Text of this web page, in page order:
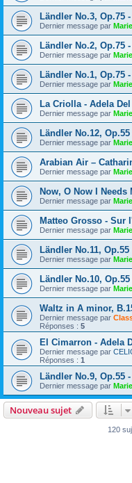
Ländler No.3, Op.75
Dernier message par
Ländler No.2, Op.75
Dernier message par
Ländler No.1, Op.75
Dernier message par
La Criolla - Adela
Dernier message par
Ländler No.12,
Dernier message par
Arabian Air –
Dernier message par
Now, O Now I
Dernier message par
Matteo Grosso - Sur
Dernier message par
Ländler No.11,
Dernier message par
Ländler No.10,
Dernier message par
Waltz in A minor,
Dernier message par
Réponses : 5
El Cimarron - Adela
Dernier message par
Réponses : 1
Ländler No.9, Op.55
Dernier message par
Nouveau sujet
120